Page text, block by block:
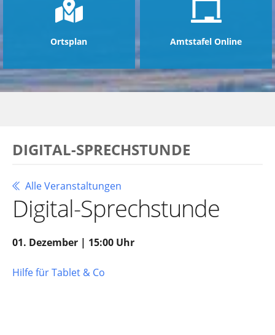
Ortsplan Amtstafel Online
DIGITAL-SPRECHSTUNDE
Alle Veranstaltungen
Digital-Sprechstunde
01. Dezember | 15:00 Uhr
Hilfe für Tablet & Co